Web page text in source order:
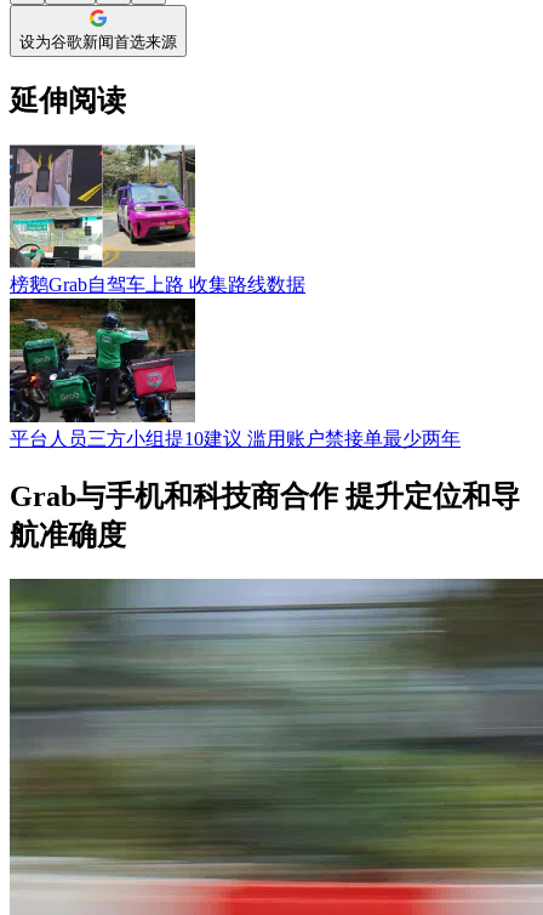
设为谷歌新闻首选来源
延伸阅读
榜鹅Grab自驾车上路 收集路线数据
平台人员三方小组提10建议 滥用账户禁接单最少两年
Grab与手机和科技商合作 提升定位和导
航准确度